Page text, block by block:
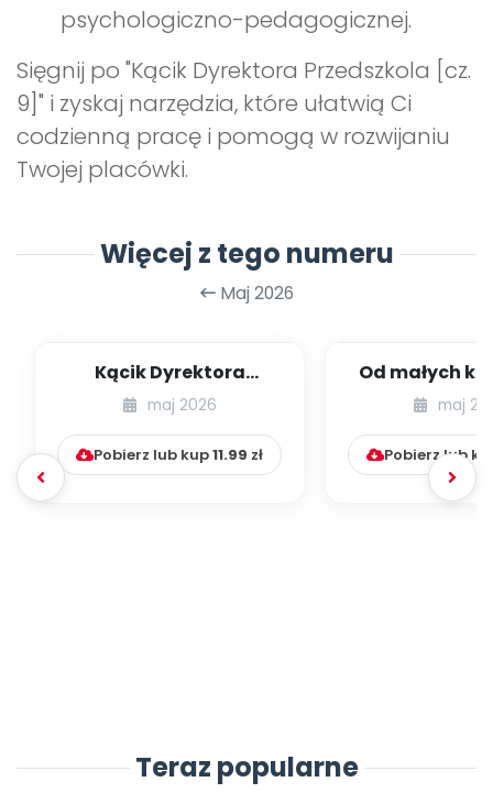
psychologiczno-pedagogicznej.
Sięgnij po "Kącik Dyrektora Przedszkola [cz.
9]" i zyskaj narzędzia, które ułatwią Ci
codzienną pracę i pomogą w rozwijaniu
Twojej placówki.
Więcej z tego numeru
Maj 2026
Kącik Dyrektora
Przedszkola [cz. 9]
maj 2026
Pobierz lub kup11.99 zł
Od małych
wielkich maj
Pobierz lub
Teraz popularne